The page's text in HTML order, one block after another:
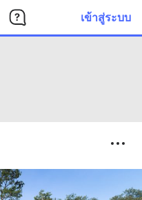
เข้าสู่ระบบ